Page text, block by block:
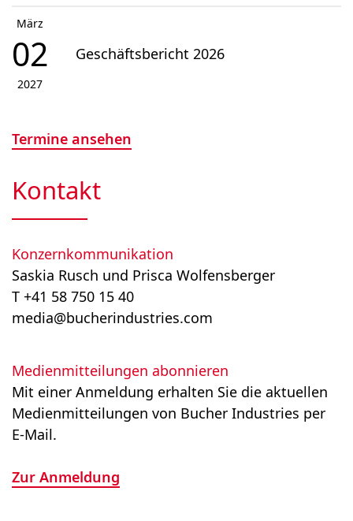
März
02
2027
Geschäftsbericht 2026
Termine ansehen
Kontakt
Konzernkommunikation
Saskia Rusch und Prisca Wolfensberger
T +41 58 750 15 40
media@bucherindustries.com
Medienmitteilungen abonnieren
Mit einer Anmeldung erhalten Sie die aktuellen
Medienmitteilungen von Bucher Industries per
E-Mail.
Zur Anmeldung